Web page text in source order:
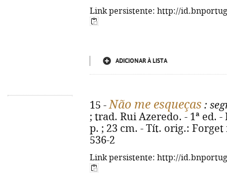
Link persistente: http://
ADICIONAR À LISTA
15 -Não me esqueças :
; trad. Rui Azeredo. - 1ª ed.
p. ; 23 cm. - Tít. orig.: Forget
536-2
Link persistente: http://